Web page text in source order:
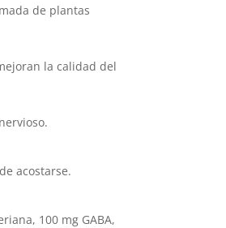
de plantas
la calidad del
acostarse.
100 mg GABA,